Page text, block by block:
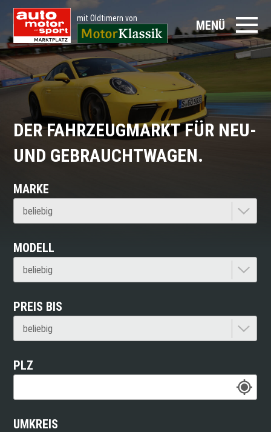
mit Oldtimern von MENÜ
DER FAHRZEUGMARKT FÜR NEU-
UND GEBRAUCHTWAGEN.
MARKE
MODELL
PREIS BIS
PLZ
UMKREIS